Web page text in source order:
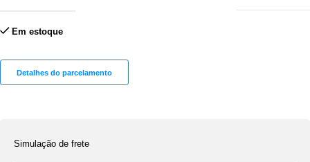
Em estoque
Detalhes do parcelamento
Simulação de frete